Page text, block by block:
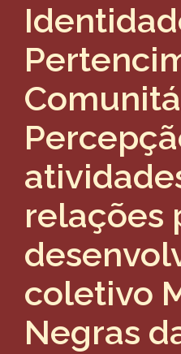
relações
coletivo
Negras